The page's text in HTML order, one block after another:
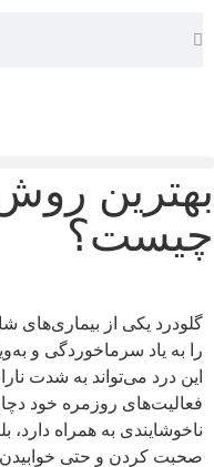
بهترین
چیست؟
گلودرد یکی از بیماری‌های
را به یاد سرماخوردگی و
این درد می‌تواند به شدت
فعالیت‌های روزمره خود
ناخوشایندی به همراه دارد،
صحبت کردن و حتی